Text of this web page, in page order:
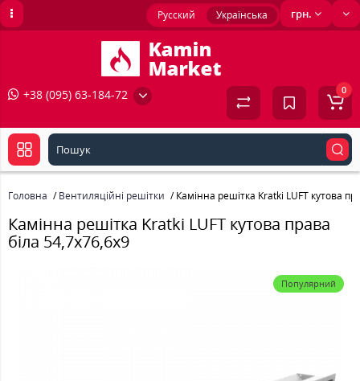
грн.
Русский Українська
+38 (095) 63-184-72 0
Головна Вентиляційні решітки Камінна решітка Kratki LUFT кутова
Камінна решітка Kratki LUFT кутова права
біла 54,7x76,6x9
Популярний